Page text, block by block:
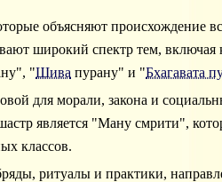
объясняют происхождение
широкий спектр тем, включая
"Шива пурану" и "Бхагавата
для морали, закона и
является "Ману смрити",
классов.
ритуалы и практики,